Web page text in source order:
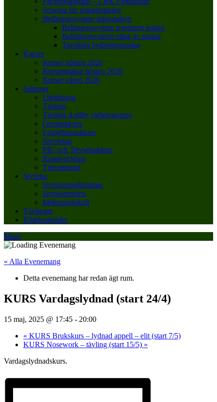
Schema för gräsklippning
Belöningssystem information
Belöningssystem registrera poäng
Belöningssystem uttag av poäng
Topplista belöningspoäng
Kurser
Kurser hösten 2026
Kursanmälan hösten 2026
Kurser våren 2026
Sektorer
Utbildning
Tävling
Tävling Agility (arbetsgrupp)
Grensektorer
Fastighetssektorn
Servering
PR- och Trivselsektorn
Rasutveckling
Tjänstehund
Styrelse
Styrelsemedlemmar
Styrelsemöten
Mötesprotokoll
Tävlingar
Klubbområdet
Meny
« Alla Evenemang
Detta evenemang har redan ägt rum.
KURS Vardagslydnad (start 24/4)
15 maj, 2025 @ 17:45 - 20:00
« KURS Brukskurs – lydnad appell – elit (start 7/5)
KURS Nosework – tävling (start 15/5) »
Vardagslydnadskurs.